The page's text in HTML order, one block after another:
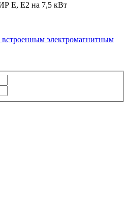
Е, Е2 на 7,5 кВт
встроенным электромагнитным